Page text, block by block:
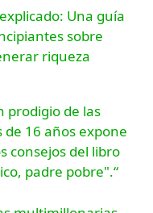
Una guía
sobre
riqueza
prodigio de las
de 16 años expone
consejos del libro
padre pobre".“